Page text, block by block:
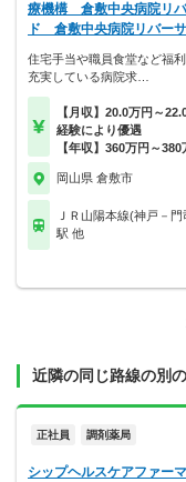
療機構 倉敷中央病院リ
ド 倉敷中央病院リバー
住宅手当や職員食堂など福
充実している病院求…
【月収】20.0万円～
経験により優遇
【年収】360万円～380
岡山県 倉敷市
ＪＲ山陽本線(神戸－
駅 他
近隣の同じ路線の別
正社員 調剤薬局
シップヘルスケアファー